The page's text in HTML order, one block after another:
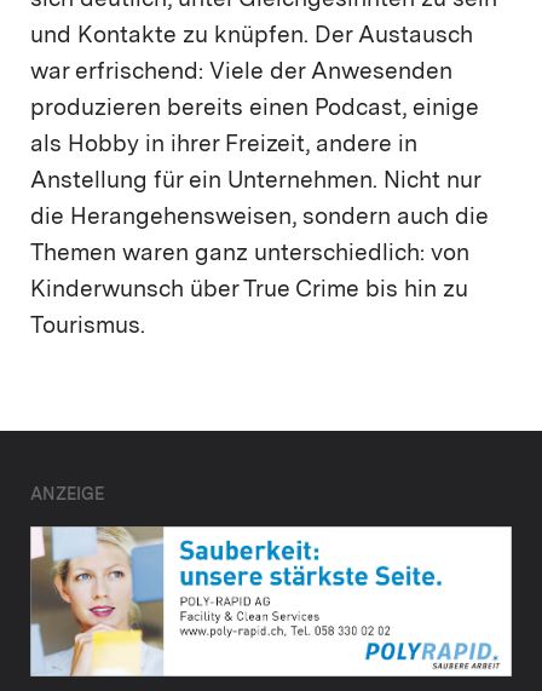
und Kontakte zu knüpfen. Der Austausch
war erfrischend: Viele der Anwesenden
produzieren bereits einen Podcast, einige
als Hobby in ihrer Freizeit, andere in
Anstellung für ein Unternehmen. Nicht nur
die Herangehensweisen, sondern auch die
Themen waren ganz unterschiedlich: von
Kinderwunsch über True Crime bis hin zu
Tourismus.
ANZEIGE